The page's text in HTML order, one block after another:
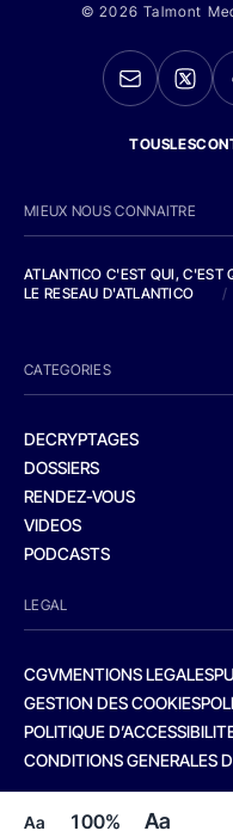
Aa 100% Aa
© 2026 Talmont
MIEUX NOUS CONNAITRE
ATLANTICO C'EST QUI, C'EST
LE RESEAU D'ATLANTICO
/
CATEGORIES
DECRYPTAGES
DOSSIERS
RENDEZ-VOUS
VIDEOS
PODCASTS
LEGAL
CGVMENTIONS LEGALES
GESTION DES COOKIES
POLITIQUE
CONDITIONS GENERALES